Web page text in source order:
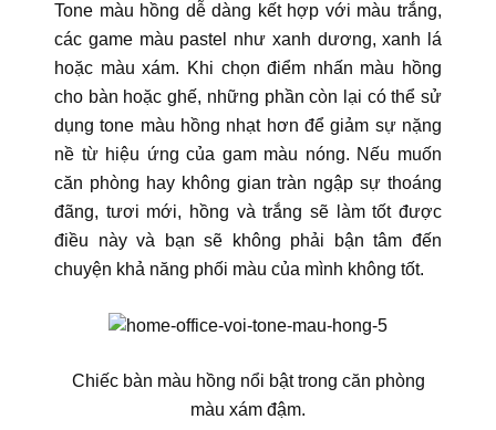
Tone màu hồng dễ dàng kết hợp với màu trắng,
các game màu pastel như xanh dương, xanh lá
hoặc màu xám. Khi chọn điểm nhấn màu hồng
cho bàn hoặc ghế, những phần còn lại có thể sử
dụng tone màu hồng nhạt hơn để giảm sự nặng
nề từ hiệu ứng của gam màu nóng. Nếu muốn
căn phòng hay không gian tràn ngập sự thoáng
đãng, tươi mới, hồng và trắng sẽ làm tốt được
điều này và bạn sẽ không phải bận tâm đến
chuyện khả năng phối màu của mình không tốt.
Chiếc bàn màu hồng nổi bật trong căn phòng
màu xám đậm.